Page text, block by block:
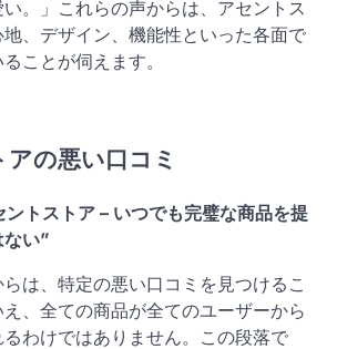
。」これらの声からは、アセントス
地、デザイン、機能性といった各面で
ことが伺えます。
の悪い口コミ
トストア – いつでも完璧な商品を提
い”
は、特定の悪い口コミを見つけるこ
、全ての商品が全てのユーザーから
わけではありません。この段落で